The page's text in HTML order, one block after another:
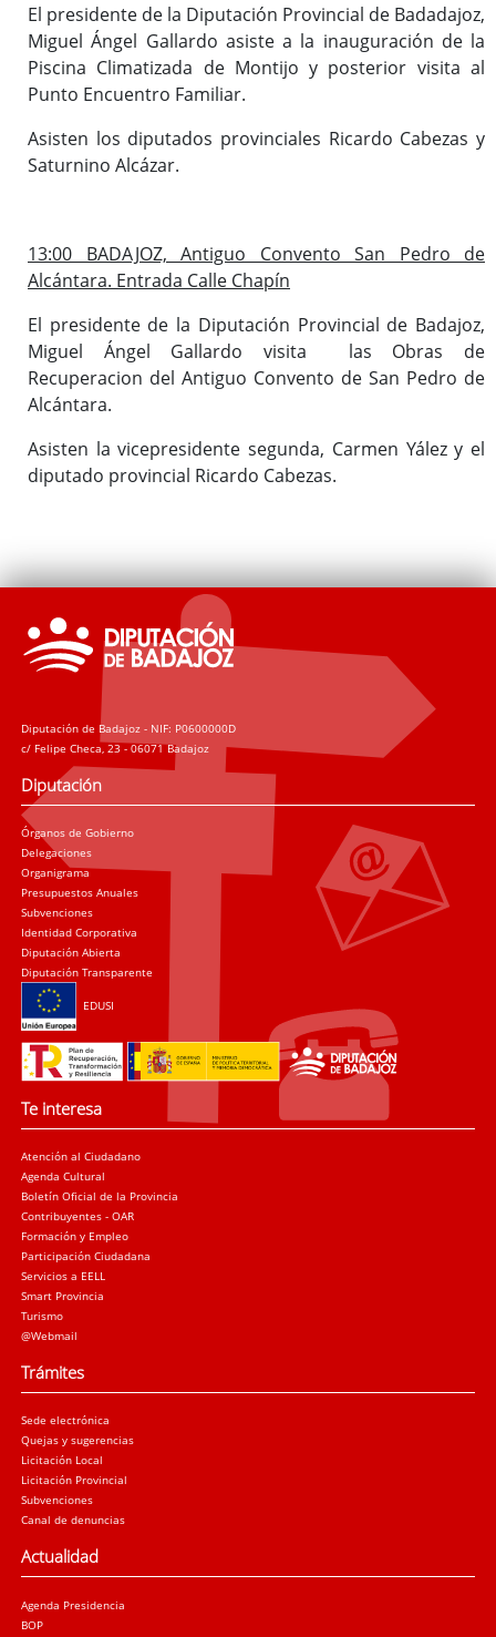
El presidente de la Diputación Provincial de Badadajoz,
Miguel Ángel Gallardo asiste a la inauguración de la
Piscina Climatizada de Montijo y posterior visita al
Punto Encuentro Familiar.
Asisten los diputados provinciales Ricardo Cabezas y
Saturnino Alcázar.
13:00 BADAJOZ, Antiguo Convento San Pedro de
Alcántara. Entrada Calle Chapín
El presidente de la Diputación Provincial de Badajoz,
Miguel Ángel Gallardo visita las Obras de
Recuperacion del Antiguo Convento de San Pedro de
Alcántara.
Asisten la vicepresidente segunda, Carmen Yález y el
diputado provincial Ricardo Cabezas.
Diputación de Badajoz - NIF: P0600000D
c/ Felipe Checa, 23 - 06071 Badajoz
Diputación
Órganos de Gobierno
Delegaciones
Organigrama
Presupuestos Anuales
Subvenciones
Identidad Corporativa
Diputación Abierta
Diputación Transparente
EDUSI
Te interesa
Atención al Ciudadano
Agenda Cultural
Boletín Oficial de la Provincia
Contribuyentes - OAR
Formación y Empleo
Participación Ciudadana
Servicios a EELL
Smart Provincia
Turismo
@Webmail
Trámites
Sede electrónica
Quejas y sugerencias
Licitación Local
Licitación Provincial
Subvenciones
Canal de denuncias
Actualidad
Agenda Presidencia
BOP